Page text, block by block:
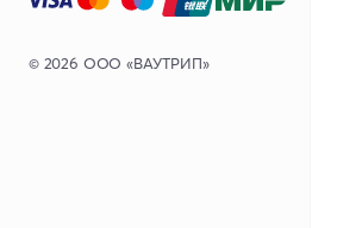
© 2026 ООО «ВАУТРИП»